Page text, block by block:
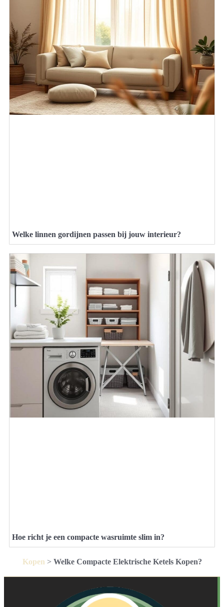
Welke linnen gordijnen passen bij jouw interieur?
Hoe richt je een compacte wasruimte slim in?
Kopen > Welke Compacte Elektrische Ketels Kopen?